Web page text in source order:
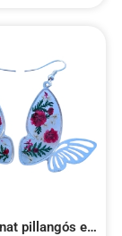
Tüzes pillanat pillangós epoxy fülbevaló